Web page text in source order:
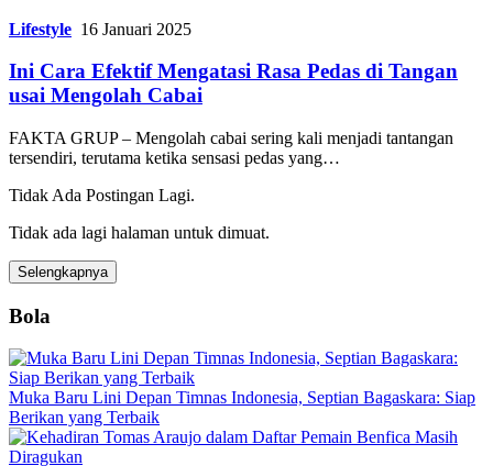
Lifestyle 16 Januari 2025
Ini Cara Efektif Mengatasi Rasa Pedas di Tangan
usai Mengolah Cabai
FAKTA GRUP – Mengolah cabai sering kali menjadi tantangan
tersendiri, terutama ketika sensasi pedas yang…
Tidak Ada Postingan Lagi.
Tidak ada lagi halaman untuk dimuat.
Selengkapnya
Bola
Muka Baru Lini Depan Timnas Indonesia, Septian Bagaskara: Siap
Berikan yang Terbaik